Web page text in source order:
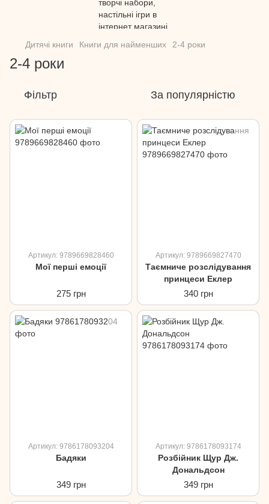
Дитячі книги Книги для найменших 2-4 роки
2-4 роки
Фільтр За популярністю
Артикул: 9789669828460
Мої перші емоції
275 грн
Артикул: 9789669827470
Таємниче розслідування
принцеси Еклер
340 грн
Артикул: 9786178093204
Бадяки
349 грн
Артикул: 9786178093174
Розбійник Щур Дж.
Дональдсон
349 грн